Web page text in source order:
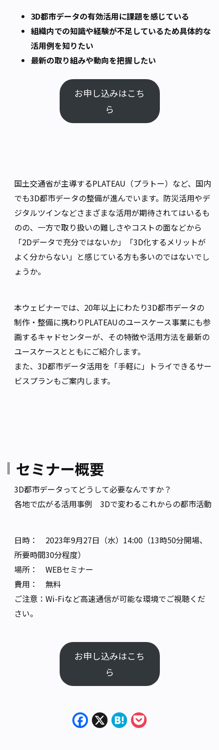
3D都市データの有効活用に課題を感じている
組織内での知識や経験が不足しているため具体的な
活用例を知りたい
最新の取り組みや動向を把握したい
お申し込みはこち
ら
国土交通省が主導するPLATEAU（プラトー）など、国内
でも3D都市データの整備が進んでいます。防災活用やデ
ジタルツインなどさまざまな活用が期待されてはいるも
のの、一方で取り扱いの難しさやコストの面などから
「2Dデータで充分ではないか」「3D化するメリットが
よく分からない」と感じている方も多いのではないでし
ょうか。
本ウェビナーでは、20年以上にわたり3D都市データの
制作・整備に携わりPLATEAUのユースケース事業にも参
画するキャドセンターが、その特徴や活用方法を最新の
ユースケースとともにご紹介します。
また、3D都市データ活用を「手軽に」トライできるサー
ビスプランもご案内します。
セミナー概要
3D都市データってどうして必要なんですか？
各地で広がる活用事例 3Dで変わるこれからの都市活動
日時： 2023年9月27日（水）14:00（13時50分開場、
所要時間30分程度）
場所： WEBセミナー
費用： 無料
ご注意：Wi-Fiなど高速通信が可能な環境でご視聴くだ
さい。
お申し込みはこち
ら
Facebook
X Hatena